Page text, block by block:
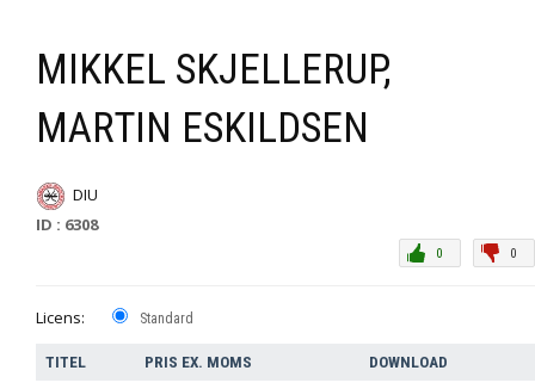
MIKKEL SKJELLERUP,
MARTIN ESKILDSEN
DIU
ID : 6308
0
0
Licens: Standard
TITEL PRIS EX. MOMS DOWNLOAD